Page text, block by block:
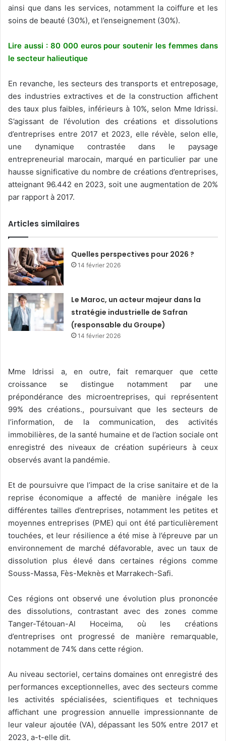
ainsi que dans les services, notamment la coiffure et les
soins de beauté (30%), et l’enseignement (30%).
Lire aussi : 80 000 euros pour soutenir les femmes dans
le secteur halieutique
En revanche, les secteurs des transports et entreposage,
des industries extractives et de la construction affichent
des taux plus faibles, inférieurs à 10%, selon Mme Idrissi.
S’agissant de l’évolution des créations et dissolutions
d’entreprises entre 2017 et 2023, elle révèle, selon elle,
une dynamique contrastée dans le paysage
entrepreneurial marocain, marqué en particulier par une
hausse significative du nombre de créations d’entreprises,
atteignant 96.442 en 2023, soit une augmentation de 20%
par rapport à 2017.
Articles similaires
Quelles perspectives pour 2026 ?
14 février 2026
Le Maroc, un acteur majeur dans la
stratégie industrielle de Safran
(responsable du Groupe)
14 février 2026
Mme Idrissi a, en outre, fait remarquer que cette
croissance se distingue notamment par une
prépondérance des microentreprises, qui représentent
99% des créations., poursuivant que les secteurs de
l’information, de la communication, des activités
immobilières, de la santé humaine et de l’action sociale ont
enregistré des niveaux de création supérieurs à ceux
observés avant la pandémie.
Et de poursuivre que l’impact de la crise sanitaire et de la
reprise économique a affecté de manière inégale les
différentes tailles d’entreprises, notamment les petites et
moyennes entreprises (PME) qui ont été particulièrement
touchées, et leur résilience a été mise à l’épreuve par un
environnement de marché défavorable, avec un taux de
dissolution plus élevé dans certaines régions comme
Souss-Massa, Fès-Meknès et Marrakech-Safi.
Ces régions ont observé une évolution plus prononcée
des dissolutions, contrastant avec des zones comme
Tanger-Tétouan-Al Hoceima, où les créations
d’entreprises ont progressé de manière remarquable,
notamment de 74% dans cette région.
Au niveau sectoriel, certains domaines ont enregistré des
performances exceptionnelles, avec des secteurs comme
les activités spécialisées, scientifiques et techniques
affichant une progression annuelle impressionnante de
leur valeur ajoutée (VA), dépassant les 50% entre 2017 et
2023, a-t-elle dit.